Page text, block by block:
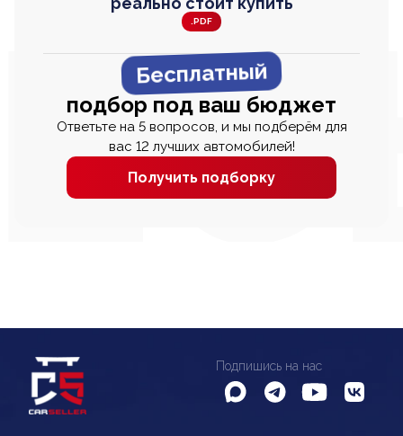
.PDF
Бесплатный
подбор под ваш бюджет
Ответьте на 5 вопросов, и мы подберём для
вас 12 лучших автомобилей!
Получить подборку
Подпишись на нас